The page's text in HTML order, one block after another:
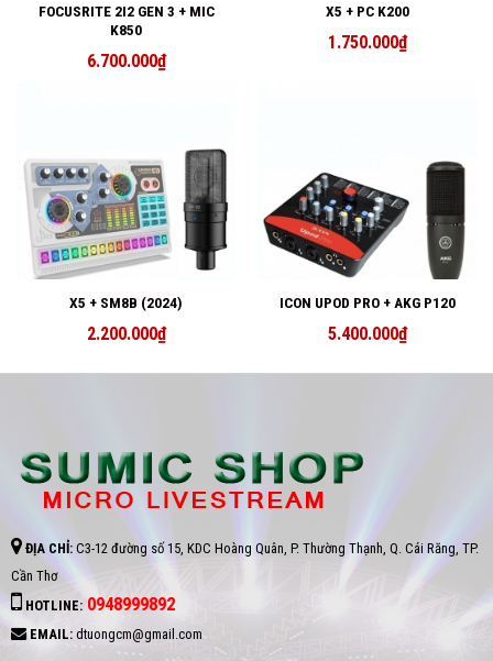
FOCUSRITE 2I2 GEN 3 + MIC
K850
6.700.000₫
X5 + PC K200
1.750.000₫
X5 + SM8B (2024)
2.200.000₫
ICON UPOD PRO + AKG P120
5.400.000₫
ĐỊA CHỈ: C3-12 đường số 15, KDC Hoàng Quân, P. Thường Thạnh, Q. Cái Răng, TP.
Cần Thơ
HOTLINE:0948999892
EMAIL:dtuongcm@gmail.com